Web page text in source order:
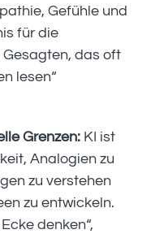
Gefühle und
für die
das oft
lesen“
Grenzen:KI ist
Analogien zu
zu verstehen
zu entwickeln.
denken“,